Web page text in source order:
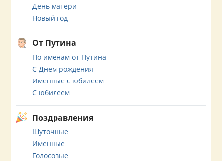
День матери
Новый год
От Путина
По именам от Путина
С Днём рождения
Именные с юбилеем
С юбилеем
Поздравления
Шуточные
Именные
Голосовые